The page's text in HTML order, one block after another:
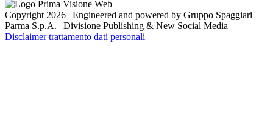
Copyright 2026 | Engineered and powered by Gruppo Spaggiari
Parma S.p.A. | Divisione Publishing & New Social Media
Disclaimer trattamento dati personali